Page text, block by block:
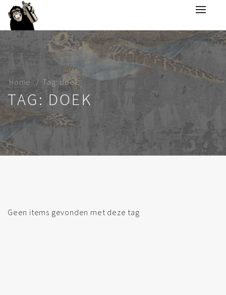
Home Tag: doek
TAG: DOEK
Geen items gevonden met deze tag